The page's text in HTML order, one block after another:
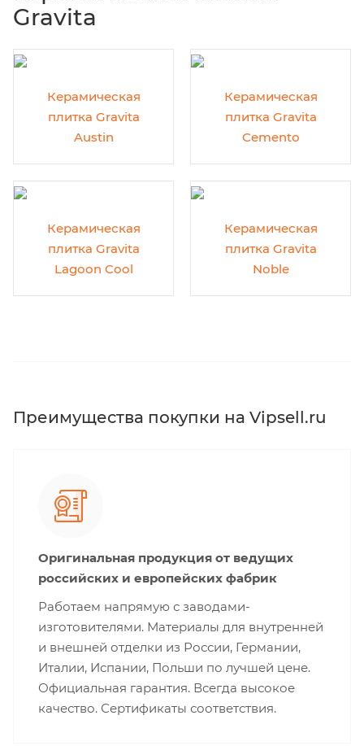
Gravita
Керамическая
плитка Gravita
Austin
Керамическая
плитка Gravita
Cemento
Керамическая
плитка Gravita
Lagoon Cool
Керамическая
плитка Gravita
Noble
Преимущества покупки на Vipsell.ru
Оригинальная продукция от ведущих
российских и европейских фабрик
Работаем напрямую с заводами-
изготовителями. Материалы для внутренней
и внешней отделки из России, Германии,
Италии, Испании, Польши по лучшей цене.
Официальная гарантия. Всегда высокое
качество. Сертификаты соответствия.